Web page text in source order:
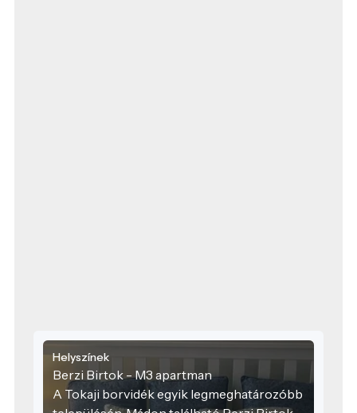
Helyszínek
Berzi Birtok - M3 apartman
A Tokaji borvidék egyik legmeghatározóbb